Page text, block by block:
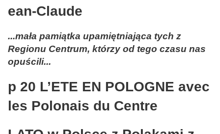
ean-Claude
...mała pamiątka upamiętniająca tych z
Regionu Centrum, którzy od tego czasu nas
opuścili...
p 20 L’ETE EN POLOGNE avec
les Polonais du Centre